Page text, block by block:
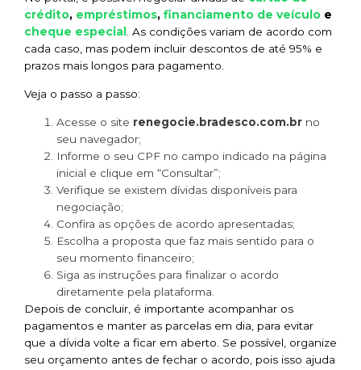
crédito, empréstimos, financiamento de veículo e
cheque especial . As condições variam de acordo com
cada caso, mas podem incluir descontos de até 95% e
prazos mais longos para pagamento.
Veja o passo a passo:
Acesse o site renegocie.bradesco.com.br no
seu navegador;
Informe o seu CPF no campo indicado na página
inicial e clique em “Consultar”;
Verifique se existem dívidas disponíveis para
negociação;
Confira as opções de acordo apresentadas;
Escolha a proposta que faz mais sentido para o
seu momento financeiro;
Siga as instruções para finalizar o acordo
diretamente pela plataforma.
Depois de concluir, é importante acompanhar os
pagamentos e manter as parcelas em dia, para evitar
que a dívida volte a ficar em aberto. Se possível, organize
seu orçamento antes de fechar o acordo, pois isso ajuda